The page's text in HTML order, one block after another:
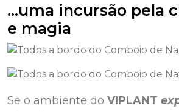
…uma incursão pela
e magia
Se o ambiente do VIPLANT